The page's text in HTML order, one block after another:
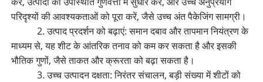
परिदृश्यों की आवश्यकताओं को पूरा करें, जैसे उच्च अंत पैकेजिंग सामग्री।
2. उत्पाद प्रदर्शन को बढ़ाएं: समान दबाव और तापमान नियंत्रण के
माध्यम से, यह शीट के आंतरिक तनाव को कम कर सकता है और इसकी
भौतिक गुणों, जैसे ताकत और क्रूरता को बढ़ा सकता है।
3. उच्च उत्पादन दक्षता: निरंतर संचालन, बड़ी संख्या में शीटों को